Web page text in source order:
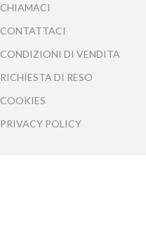
CHIAMACI
CONTATTACI
CONDIZIONI DI VENDITA
RICHIESTA DI RESO
COOKIES
PRIVACY POLICY